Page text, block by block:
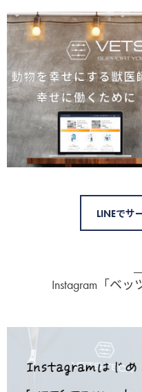
LINEでサ
Instagram「ベッ